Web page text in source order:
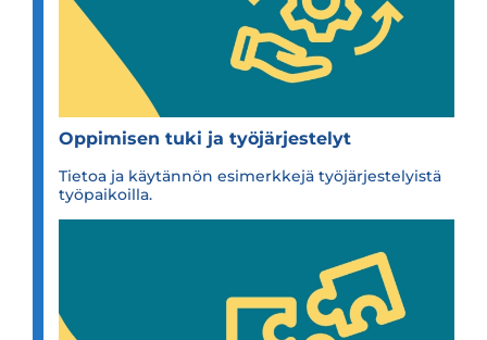
Oppi­mi­sen tuki ja työ­jär­jes­te­lyt
Tietoa ja käytännön esimerkkejä työjärjestelyistä
työpaikoilla.